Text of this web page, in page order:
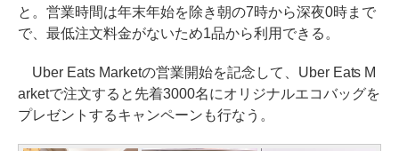
と。営業時間は年末年始を除き朝の7時から深夜0時まで
で、最低注文料金がないため1品から利用できる。
Uber Eats Marketの営業開始を記念して、Uber Eats M
arketで注文すると先着3000名にオリジナルエコバッグを
プレゼントするキャンペーンも行なう。